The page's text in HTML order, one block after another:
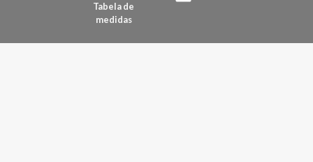
Tabela de
medidas